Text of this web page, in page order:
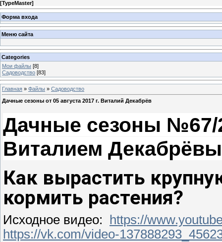
[TypeMaster]
Форма входа
Меню сайта
Categories
Мои файлы [8]
Садоводство [83]
Главная » Файлы » Садоводство
Дачные сезоны от 05 августа 2017 г. Виталий Декабрёв
Дачные сезоны №67/2
Виталием
Как вырастить
кормить растения?
Исходное видео:
https://
https://vk.com/video-